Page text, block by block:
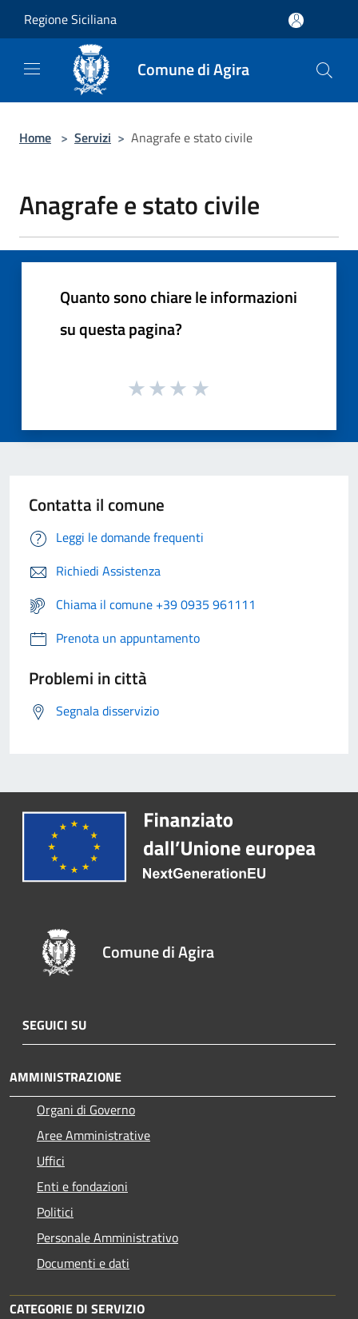
Regione Siciliana
Comune di Agira
Home > Servizi > Anagrafe e stato civile
Anagrafe e stato civile
Quanto sono chiare le informazioni
su questa pagina?
Contatta il comune
Leggi le domande frequenti
Richiedi Assistenza
Chiama il comune +39 0935 961111
Prenota un appuntamento
Problemi in città
Segnala disservizio
Comune di Agira
SEGUICI SU
AMMINISTRAZIONE
Organi di Governo
Aree Amministrative
Uffici
Enti e fondazioni
Politici
Personale Amministrativo
Documenti e dati
CATEGORIE DI SERVIZIO